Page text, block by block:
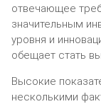
отвечающее
значительным
уровня и
обещает стать
Высокие
несколькими